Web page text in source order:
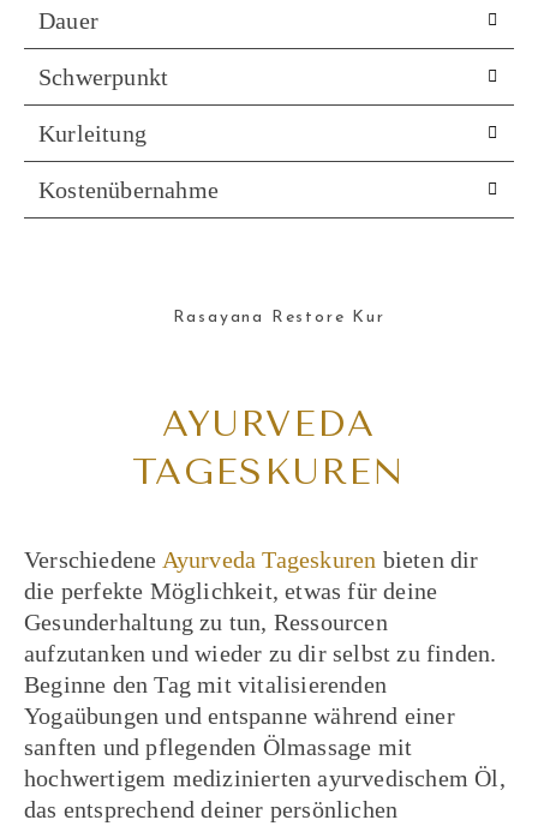
Dauer
Schwerpunkt
Kurleitung
Kostenübernahme
AYURVEDA
TAGESKUREN
Verschiedene Ayurveda Tageskuren bieten dir
die perfekte Möglichkeit, etwas für deine
Gesunderhaltung zu tun, Ressourcen
aufzutanken und wieder zu dir selbst zu finden.
Beginne den Tag mit vitalisierenden
Yogaübungen und entspanne während einer
sanften und pflegenden Ölmassage mit
hochwertigem medizinierten ayurvedischem Öl,
das entsprechend deiner persönlichen